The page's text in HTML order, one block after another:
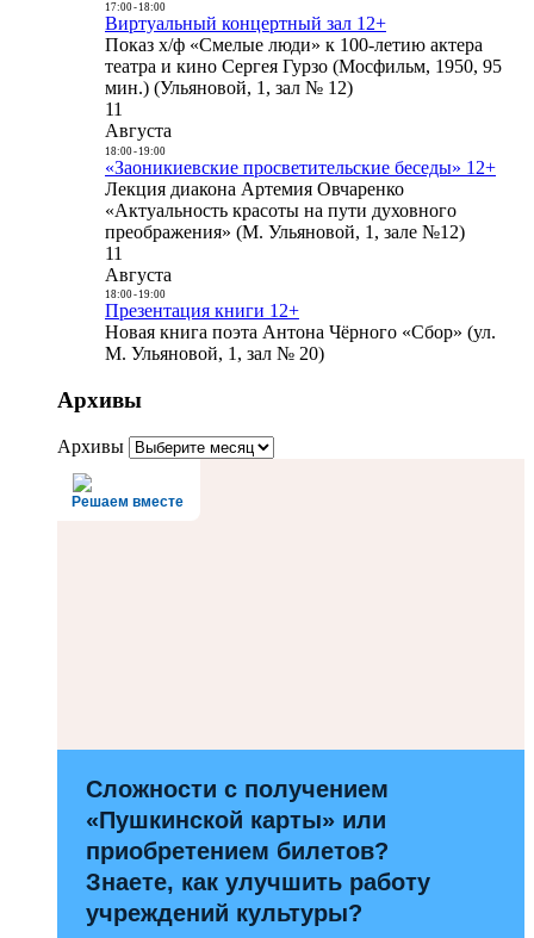
17:00- 18:00
Виртуальный концертный зал 12+
Показ х/ф «Смелые люди» к 100-летию актера
театра и кино Сергея Гурзо (Мосфильм, 1950, 95
мин.) (Ульяновой, 1, зал № 12)
11
Августа
18:00- 19:00
«Заоникиевские просветительские беседы» 12+
Лекция диакона Артемия Овчаренко
«Актуальность красоты на пути духовного
преображения» (М. Ульяновой, 1, зале №12)
11
Августа
18:00- 19:00
Презентация книги 12+
Новая книга поэта Антона Чёрного «Сбор» (ул.
М. Ульяновой, 1, зал № 20)
Архивы
Архивы
Решаем вместе
Сложности с получением
«Пушкинской карты» или
приобретением билетов?
Знаете, как улучшить работу
учреждений культуры?